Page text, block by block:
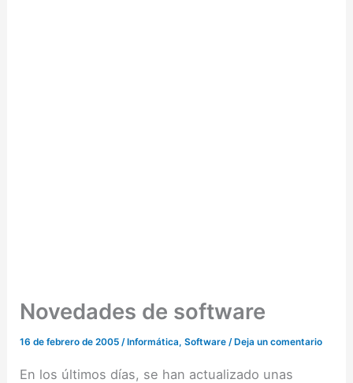
Novedades de software
16 de febrero de 2005/ Informática,Software / Deja un comentario
En los últimos días, se han actualizado unas